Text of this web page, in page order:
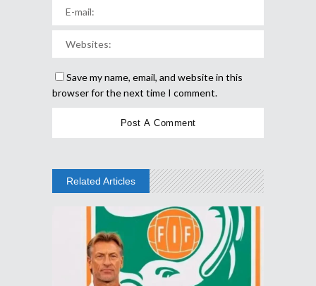
Save my name, email, and website in this
browser for the next time I comment.
Related Articles